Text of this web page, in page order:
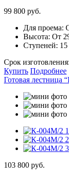
99 800 руб.
Для проема:
Высота: От
Ступеней:
Срок изготовления:
Купить Подробнее
Готовая лестница
103 800 руб.